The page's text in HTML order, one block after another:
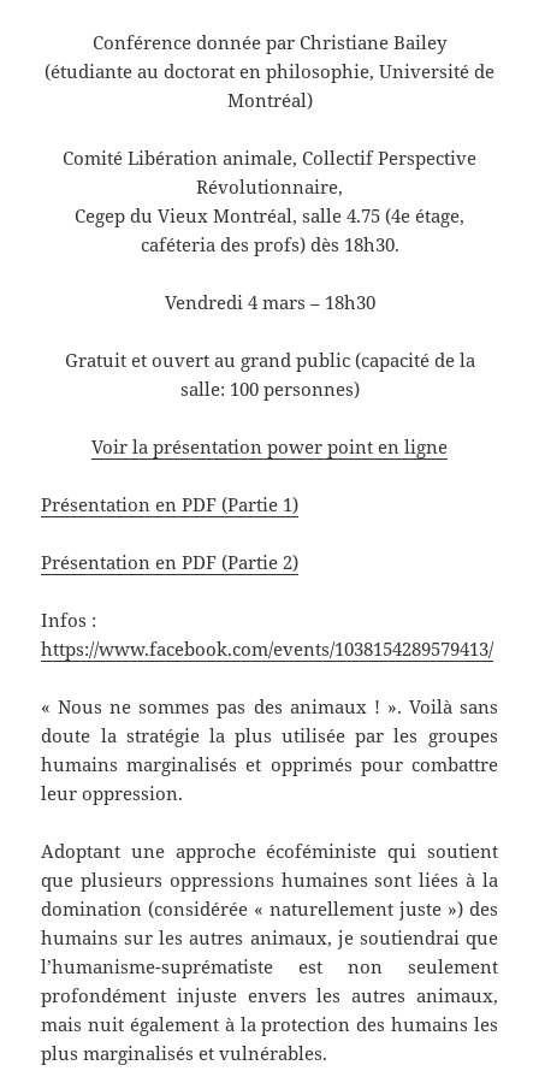
Conférence donnée par Christiane Bailey
(étudiante au doctorat en philosophie, Université de
Montréal)
Comité Libération animale, Collectif Perspective
Révolutionnaire,
Cegep du Vieux Montréal, salle 4.75 (4e étage,
caféteria des profs) dès 18h30.
Vendredi 4 mars – 18h30
Gratuit et ouvert au grand public (capacité de la
salle: 100 personnes)
Voir la présentation power point en ligne
Présentation en PDF (Partie 1)
Présentation en PDF (Partie 2)
Infos :
https://www.facebook.com/events/1038154289579413/
« Nous ne sommes pas des animaux ! ». Voilà sans
doute la stratégie la plus utilisée par les groupes
humains marginalisés et opprimés pour combattre
leur oppression.
Adoptant une approche écoféministe qui soutient
que plusieurs oppressions humaines sont liées à la
domination (considérée « naturellement juste ») des
humains sur les autres animaux, je soutiendrai que
l’humanisme-suprématiste est non seulement
profondément injuste envers les autres animaux,
mais nuit également à la protection des humains les
plus marginalisés et vulnérables.